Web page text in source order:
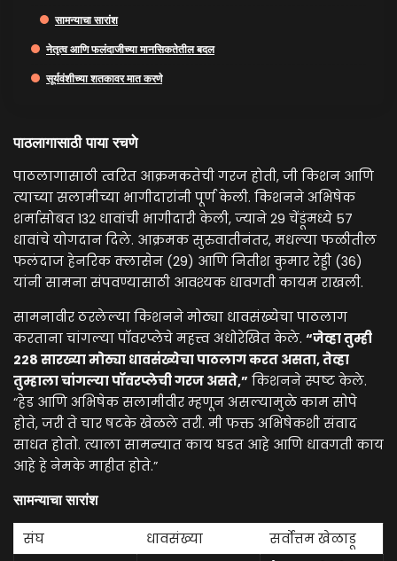
सामन्याचा सारांश
नेतृत्व आणि फलंदाजीच्या मानसिकतेतील बदल
सूर्यवंशीच्या शतकावर मात करणे
पाठलागासाठी पाया रचणे
पाठलागासाठी त्वरित आक्रमकतेची गरज होती, जी किशन आणि
त्याच्या सलामीच्या भागीदारांनी पूर्ण केली. किशनने अभिषेक
शर्मासोबत 132 धावांची भागीदारी केली, ज्याने 29 चेंडूंमध्ये 57
धावांचे योगदान दिले. आक्रमक सुरुवातीनंतर, मधल्या फळीतील
फलंदाज हेनरिक क्लासेन (29) आणि नितीश कुमार रेड्डी (36)
यांनी सामना संपवण्यासाठी आवश्यक धावगती कायम राखली.
सामनावीर ठरलेल्या किशनने मोठ्या धावसंख्येचा पाठलाग
करताना चांगल्या पॉवरप्लेचे महत्त्व अधोरेखित केले. “जेव्हा तुम्ही
228 सारख्या मोठ्या धावसंख्येचा पाठलाग करत असता, तेव्हा
तुम्हाला चांगल्या पॉवरप्लेची गरज असते,” किशनने स्पष्ट केले.
“हेड आणि अभिषेक सलामीवीर म्हणून असल्यामुळे काम सोपे
होते, जरी ते चार षटके खेळले तरी. मी फक्त अभिषेकशी संवाद
साधत होतो. त्याला सामन्यात काय घडत आहे आणि धावगती काय
आहे हे नेमके माहीत होते.”
सामन्याचा सारांश
संघ धावसंख्या सर्वोत्तम खेळाडू